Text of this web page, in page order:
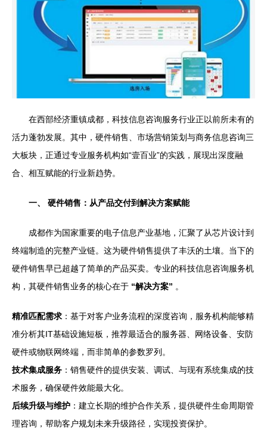
在西部经济重镇成都，科技信息咨询服务行业正以前所未有的
活力蓬勃发展。其中，硬件销售、市场营销策划与商务信息咨询三
大板块，正通过专业服务机构如“壹百业”的实践，展现出深度融
合、相互赋能的行业新趋势。
一、 硬件销售：从产品交付到解决方案赋能
成都作为国家重要的电子信息产业基地，汇聚了从芯片设计到
终端制造的完整产业链。这为硬件销售提供了丰沃的土壤。当下的
硬件销售早已超越了简单的产品买卖。专业的科技信息咨询服务机
构，其硬件销售业务的核心在于 “解决方案” 。
精准匹配需求 ：基于对客户业务流程的深度咨询，服务机构能够精
准分析其IT基础设施短板，推荐最适合的服务器、网络设备、安防
硬件或物联网终端，而非简单的参数罗列。
技术集成服务 ：销售硬件的提供安装、调试、与现有系统集成的技
术服务，确保硬件效能最大化。
后续升级与维护 ：建立长期的维护合作关系，提供硬件生命周期管
理咨询，帮助客户规划未来升级路径，实现投资保护。